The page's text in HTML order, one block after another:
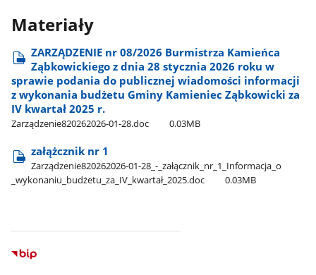
Materiały
ZARZĄDZENIE nr 08/2026 Burmistrza Kamieńca
Ząbkowickiego z dnia 28 stycznia 2026 roku w
sprawie podania do publicznej wiadomości informacji
z wykonania budżetu Gminy Kamieniec Ząbkowicki za
IV kwartał 2025 r.
Zarządzenie820262026-01-28.doc 0.03MB
załążcznik nr 1
Zarządzenie820262026-01-28​_-​_załącznik​_nr​_1​_Informacja​_o​
_wykonaniu​_budżetu​_za​_IV​_kwartał​_2025.doc
0.03MB